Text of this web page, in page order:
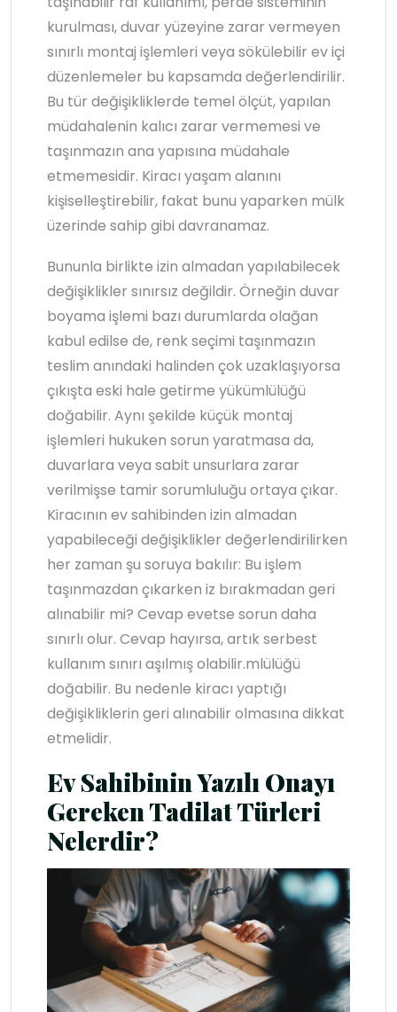
kurulması, duvar yüzeyine zarar vermeyen
sınırlı montaj işlemleri veya sökülebilir ev içi
düzenlemeler bu kapsamda değerlendirilir.
Bu tür değişikliklerde temel ölçüt, yapılan
müdahalenin kalıcı zarar vermemesi ve
taşınmazın ana yapısına müdahale
etmemesidir. Kiracı yaşam alanını
kişiselleştirebilir, fakat bunu yaparken mülk
üzerinde sahip gibi davranamaz.
Bununla birlikte izin almadan yapılabilecek
değişiklikler sınırsız değildir. Örneğin duvar
boyama işlemi bazı durumlarda olağan
kabul edilse de, renk seçimi taşınmazın
teslim anındaki halinden çok uzaklaşıyorsa
çıkışta eski hale getirme yükümlülüğü
doğabilir. Aynı şekilde küçük montaj
işlemleri hukuken sorun yaratmasa da,
duvarlara veya sabit unsurlara zarar
verilmişse tamir sorumluluğu ortaya çıkar.
Kiracının ev sahibinden izin almadan
yapabileceği değişiklikler değerlendirilirken
her zaman şu soruya bakılır: Bu işlem
taşınmazdan çıkarken iz bırakmadan geri
alınabilir mi? Cevap evetse sorun daha
sınırlı olur. Cevap hayırsa, artık serbest
kullanım sınırı aşılmış olabilir.mlülüğü
doğabilir. Bu nedenle kiracı yaptığı
değişikliklerin geri alınabilir olmasına dikkat
etmelidir.
Ev Sahibinin Yazılı Onayı
Gereken Tadilat Türleri
Nelerdir?